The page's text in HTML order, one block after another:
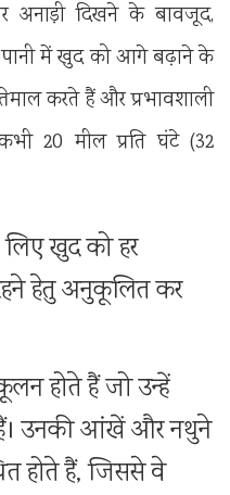
दिखने के बावजूद,
पानी में खुद को आगे बढ़ाने के
करते हैं और प्रभावशाली
20 मील प्रति घंटे (32
लिए खुद को हर
हेतु अनुकूलित कर
होते हैं जो उन्हें
हैं। उनकी आंखें और नथुने
होते हैं, जिससे वे